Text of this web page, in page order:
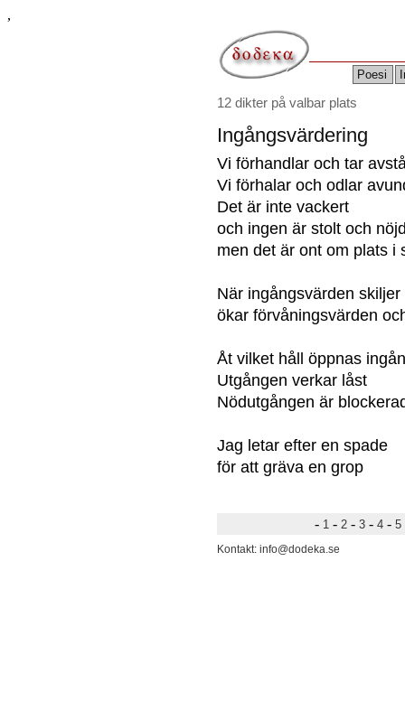
,
Poesi
12 dikter på valbar plats
Ingångsvärdering
Vi förhandlar och tar
Vi förhalar och odlar
Det är inte vackert
och ingen är stolt och
men det är ont om plats i
När ingångsvärden
ökar förvåningsvärden
Åt vilket håll öppnas
Utgången verkar låst
Nödutgången är
Jag letar efter en spade
för att gräva en grop
-1 -2 -3 -4 -5
Kontakt: info@dodeka.se